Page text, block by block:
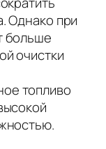
Однако при
больше
очистки
топливо